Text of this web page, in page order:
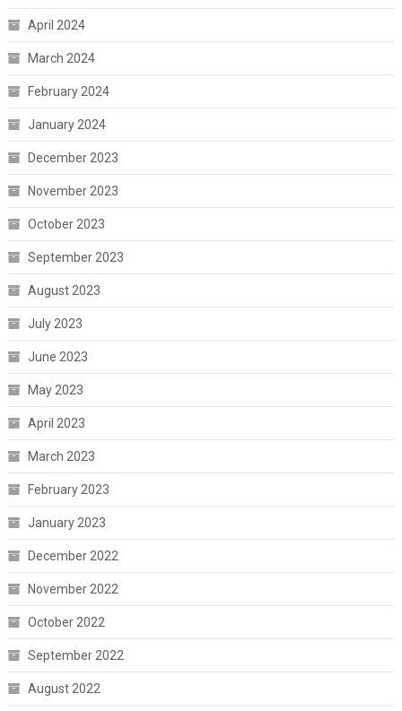
April 2024
March 2024
February 2024
January 2024
December 2023
November 2023
October 2023
September 2023
August 2023
July 2023
June 2023
May 2023
April 2023
March 2023
February 2023
January 2023
December 2022
November 2022
October 2022
September 2022
August 2022